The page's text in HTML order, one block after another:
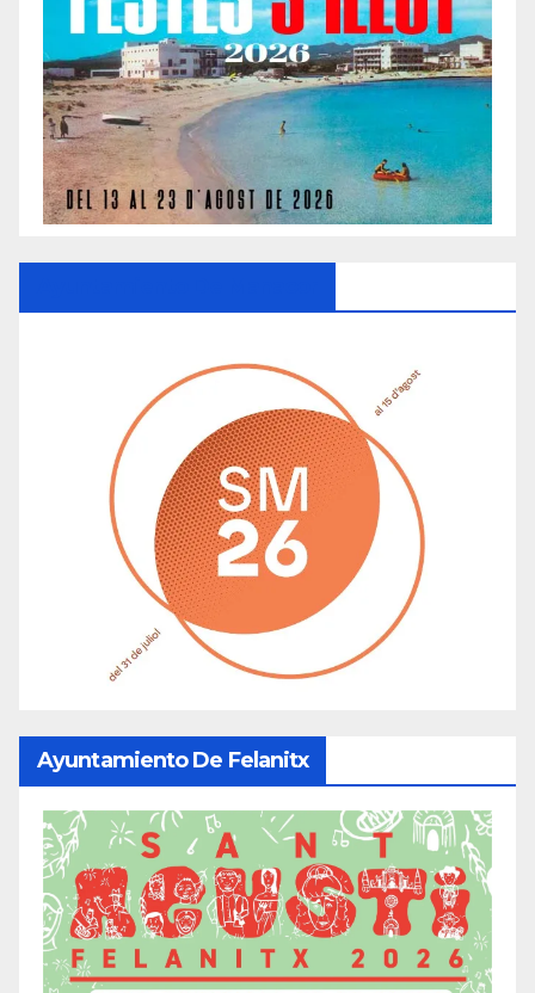
Ayuntamiento De Felanitx